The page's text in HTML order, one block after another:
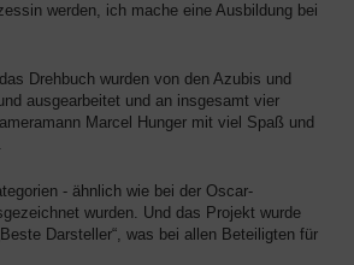
werden, ich mache eine Ausbildung bei
Drehbuch wurden von den Azubis und
ausgearbeitet und an insgesamt vier
Marcel Hunger mit viel Spaß und
- ähnlich wie bei der Oscar-
wurden. Und das Projekt wurde
Darsteller“, was bei allen Beteiligten für